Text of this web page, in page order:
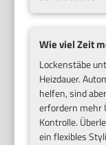
Wie viel Zeit
Lockenstäbe
Heizdauer.
helfen, sind
erfordern mehr
Kontrolle.
ein flexibles